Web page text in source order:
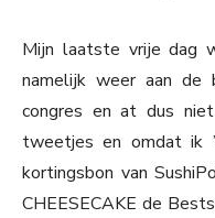
Mijn laatste vrije dag
namelijk weer aan
congres en at dus
tweetjes en omdat ik
kortingsbon van
CHEESECAKE de